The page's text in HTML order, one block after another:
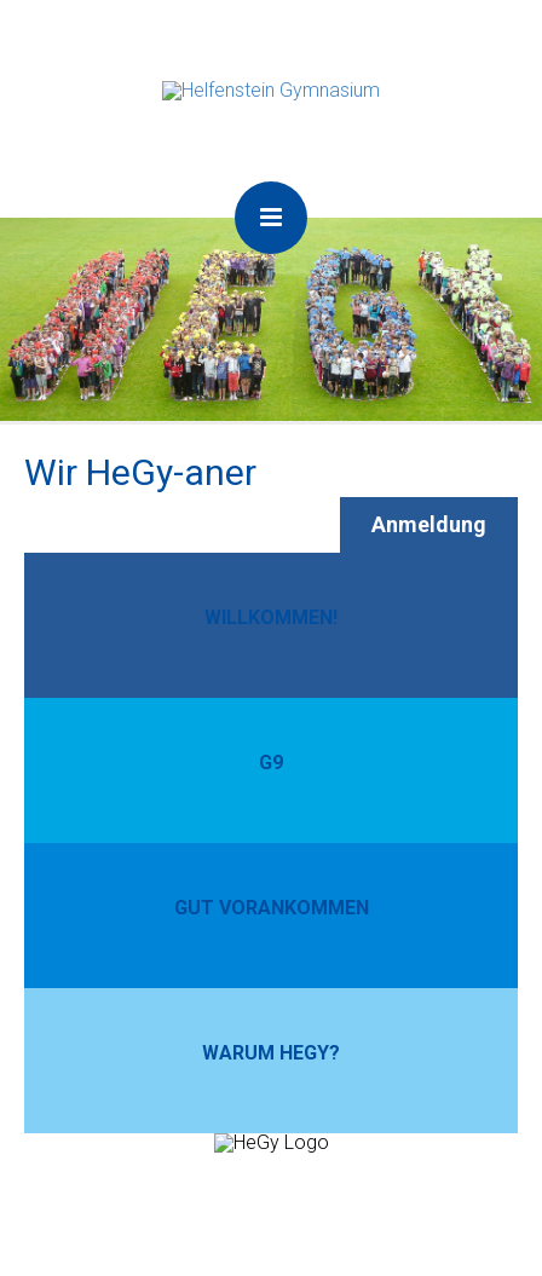
Wir HeGy-aner
Anmeldung
WILLKOMMEN!
G9
GUT VORANKOMMEN
WARUM HEGY?